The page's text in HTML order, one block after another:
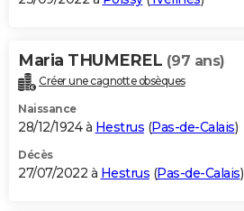
Maria THUMEREL (97 ans)
Créer une cagnotte obsèques
Naissance
28/12/1924 à Hestrus (Pas-de-Calais)
Décès
27/07/2022 à Hestrus (Pas-de-Calais)